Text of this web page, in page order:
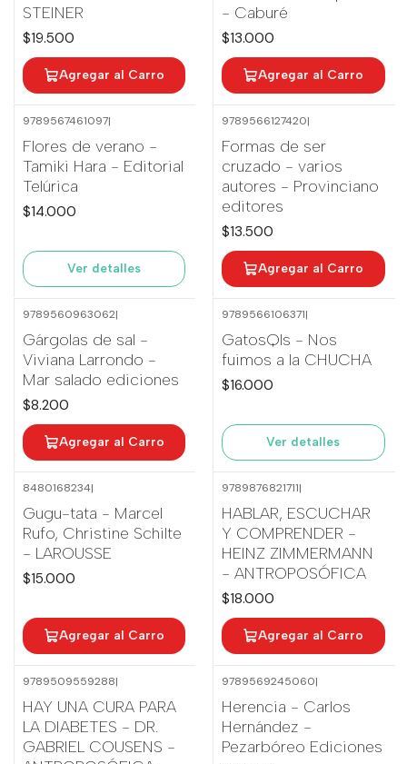
STEINER
$19.500
Agregar al Carro
- Caburé
$13.000
Agregar al Carro
9789567461097|
Flores de verano -
Tamiki Hara - Editorial
Telúrica
$14.000
Ver detalles
9789566127420|
Formas de ser
cruzado - varios
autores - Provinciano
editores
$13.500
Agregar al Carro
9789560963062|
Gárgolas de sal -
Viviana Larrondo -
Mar salado ediciones
$8.200
Agregar al Carro
9789566106371|
GatosQls - Nos
fuimos a la CHUCHA
$16.000
Ver detalles
8480168234|
Gugu-tata - Marcel
Rufo, Christine Schilte
- LAROUSSE
$15.000
Agregar al Carro
9789876821711|
HABLAR, ESCUCHAR
Y COMPRENDER -
HEINZ ZIMMERMANN
- ANTROPOSÓFICA
$18.000
Agregar al Carro
9789509559288|
HAY UNA CURA PARA
LA DIABETES - DR.
GABRIEL COUSENS -
9789569245060|
Herencia - Carlos
Hernández -
Pezarbóreo Ediciones